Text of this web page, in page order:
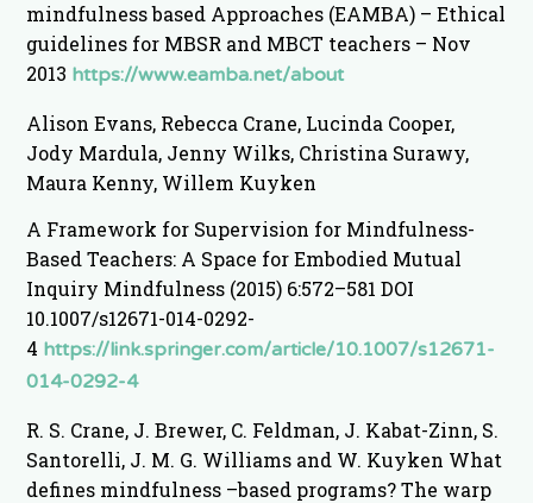
mindfulness based Approaches (EAMBA) – Ethical
guidelines for MBSR and MBCT teachers – Nov
2013 https://www.eamba.net/about
Alison Evans, Rebecca Crane, Lucinda Cooper,
Jody Mardula, Jenny Wilks, Christina Surawy,
Maura Kenny, Willem Kuyken
A Framework for Supervision for Mindfulness-
Based Teachers: A Space for Embodied Mutual
Inquiry Mindfulness (2015) 6:572–581 DOI
10.1007/s12671-014-0292-
4 https://link.springer.com/article/10.1007/s12671-
014-0292-4
R. S. Crane, J. Brewer, C. Feldman, J. Kabat-Zinn, S.
Santorelli, J. M. G. Williams and W. Kuyken What
defines mindfulness –based programs? The warp